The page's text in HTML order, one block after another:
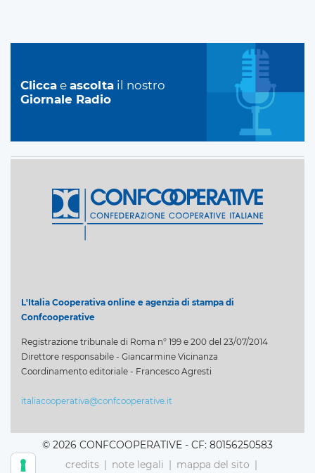
Clicca e ascolta il nostro
Giornale Radio
L'Italia Cooperativa online e agenzia di stampa di
Confcooperative
Registrazione tribunale di Roma n° 199 e 200 del 23/07/2014
Direttore responsabile - Giancarmine Vicinanza
Coordinamento editoriale - Francesco Agresti
italiacooperativa@confcooperative.it
© 2026 CONFCOOPERATIVE - CF: 80156250583
credits
note legali mappa del sito